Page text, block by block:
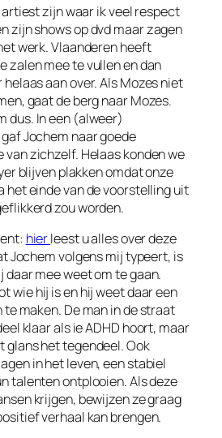
zijn waar ik veel respect
zijn shows op dvd maar zagen
werk. Vlaanderen heeft
zalen mee te vullen en dan
aan over. Als Mozes niet
gaat de berg naar Mozes.
dus. In een (alweer)
Jochem naar goede
zichzelf. Helaas konden we
blijven plakken omdat onze
het einde van de voorstelling uit
zou worden.
hierleest u alles over deze
Jochem volgens mij typeert, is
daar mee weet om te gaan.
wie hij is en hij weet daar een
maken. De man in de straat
klaar als ie ADHD hoort, maar
glans het tegendeel. Ook
in het leven, een stabiel
talenten ontplooien. Als deze
krijgen, bewijzen ze graag
verhaal kan brengen.